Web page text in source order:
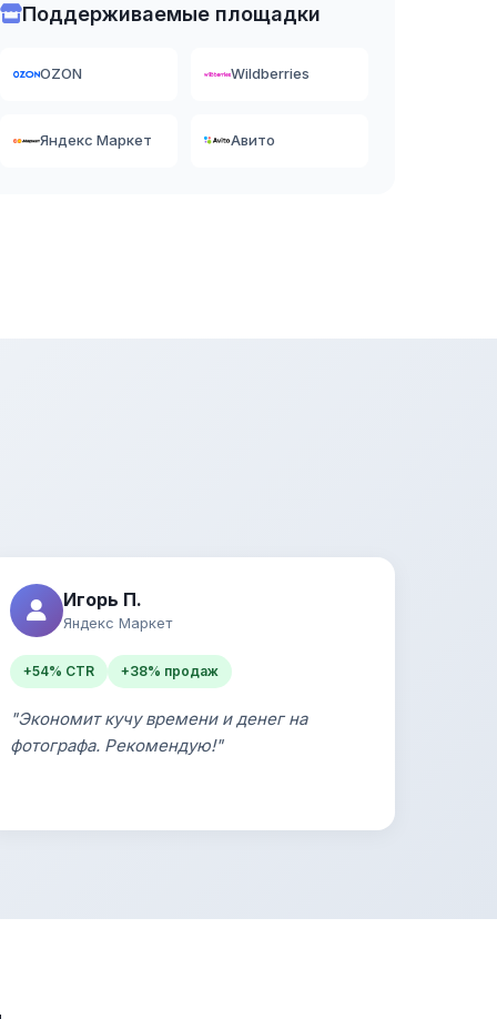
Поддерживаемые площадки
OZON Wildberries
Яндекс Маркет Авито
Игорь П.
Яндекс Маркет
+54% CTR +38% продаж
"Экономит кучу времени и денег на
фотографа. Рекомендую!"